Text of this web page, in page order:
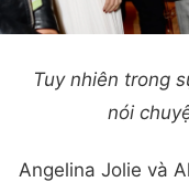
Tuy nhiên trong
nói
Angelina Jolie và